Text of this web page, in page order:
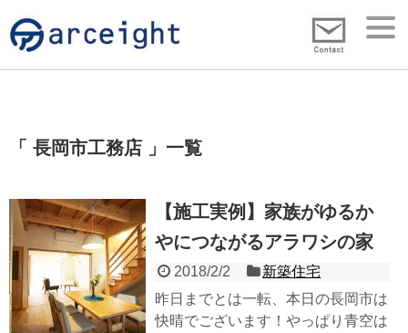
長岡市工務店 一覧
【施工実例】家族がゆるか
やにつながるアラワシの家
2018/2/2
新築住宅
昨日までとは一転、本日の長岡市は
快晴でございます！やっぱり青空は